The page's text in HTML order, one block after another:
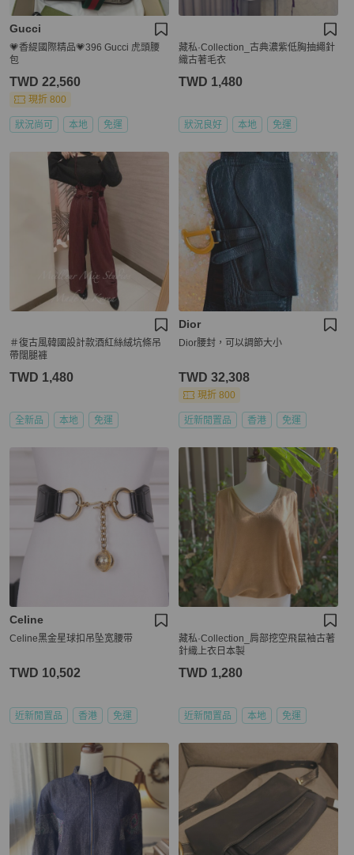
Gucci
💗香緹國際精品💗396 Gucci 虎頭腰
包
TWD 22,560
現折 800
狀況尚可 本地 免運
藏私·Collection_古典濃紫低胸抽繩針
織古著毛衣
TWD 1,480
狀況良好 本地 免運
＃復古風韓國設計款酒紅絲絨坑條吊
帶闊腿褲
TWD 1,480
全新品 本地 免運
Dior
Dior腰封，可以調節大小
TWD 32,308
現折 800
近新閒置品 香港 免運
Celine
Celine黑金星球扣吊坠宽腰带
TWD 10,502
近新閒置品 香港 免運
藏私·Collection_肩部挖空飛鼠袖古著
針織上衣日本製
TWD 1,280
近新閒置品 本地 免運